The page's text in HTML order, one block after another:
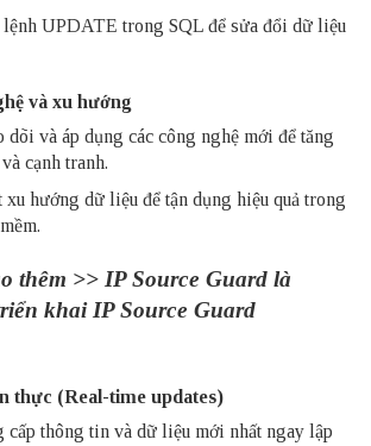
UPDATE trong SQL để sửa đổi dữ liệu
và xu hướng
và áp dụng các công nghệ mới để tăng
cạnh tranh.
hướng dữ liệu để tận dụng hiệu quả trong
thêm >> IP Source Guard là
khai IP Source Guard
thực (Real-time updates)
cấpthông tin và dữ liệu mới nhất ngay lập